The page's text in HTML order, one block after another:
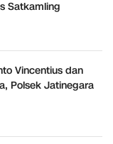
Satkamling
Vincentius dan
Polsek Jatinegara